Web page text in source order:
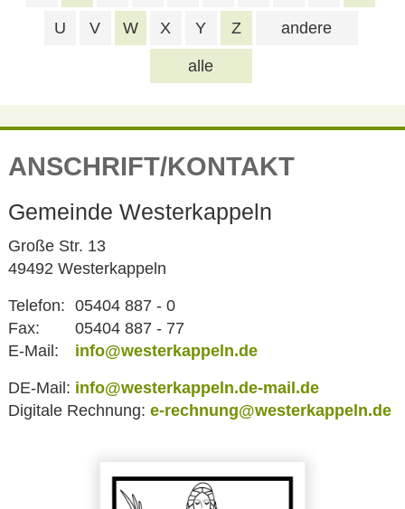
alle
U V W X Y Z andere
ANSCHRIFT/KONTAKT
Gemeinde Westerkappeln
Große Str. 13
49492 Westerkappeln
Telefon: 05404 887 - 0
Fax:
05404 887 - 77
E-Mail:
info@westerkappeln.de
DE-Mail: info@westerkappeln.de-mail.de
Digitale Rechnung: e-rechnung@westerkappeln.de